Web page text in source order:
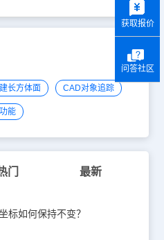
长方体面 CAD对象追踪
能
门 最新
标如何保持不变？
获取报价
问答社区